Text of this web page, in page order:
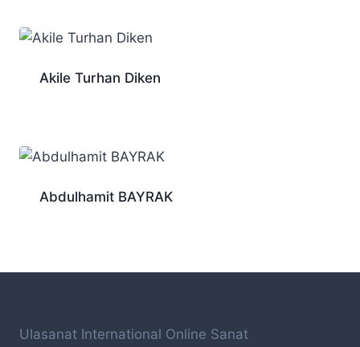
Akile Turhan Diken
Abdulhamit BAYRAK
Ulasanat International Online Sanat